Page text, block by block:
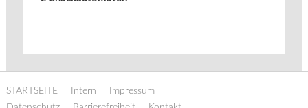
STARTSEITE Intern
Impressum